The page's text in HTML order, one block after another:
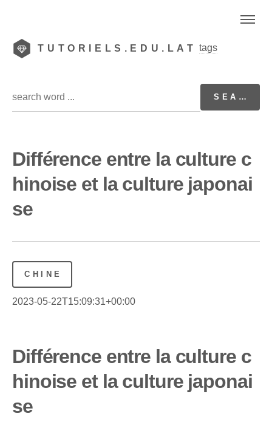
TUTORIELS.EDU.LAT tags
Différence entre la culture c
hinoise et la culture japonai
se
CHINE
2023-05-22T15:09:31+00:00
Différence entre la culture c
hinoise et la culture japonai
se